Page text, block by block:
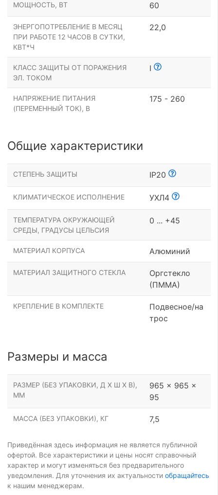
МОЩНОСТЬ, ВТ 60
ЭНЕРГОПОТРЕБЛЕНИЕ В МЕСЯЦ
ПРИ РАБОТЕ 12 ЧАСОВ В СУТКИ,
КВТ*Ч
22,0
КЛАСС ЗАЩИТЫ ОТ ПОРАЖЕНИЯ
ЭЛ. ТОКОМ
I
НАПРЯЖЕНИЕ ПИТАНИЯ
(ПЕРЕМЕННЫЙ ТОК), В
175 - 260
Общие характеристики
СТЕПЕНЬ ЗАЩИТЫ IP20
КЛИМАТИЧЕСКОЕ ИСПОЛНЕНИЕ УХЛ4
ТЕМПЕРАТУРА ОКРУЖАЮЩЕЙ
СРЕДЫ, ГРАДУСЫ ЦЕЛЬСИЯ
0 ... +45
МАТЕРИАЛ КОРПУСА Алюминий
МАТЕРИАЛ ЗАЩИТНОГО СТЕКЛА
Оргстекло
(ПММА)
КРЕПЛЕНИЕ В КОМПЛЕКТЕ
Подвесное/на
трос
Размеры и масса
РАЗМЕР (БЕЗ УПАКОВКИ, Д Х Ш Х В),
ММ
965 x 965 x
95
МАССА (БЕЗ УПАКОВКИ), КГ 7,5
Приведённая здесь информация не является публичной
офертой. Все характеристики и цены носят справочный
характер и могут изменяться без предварительного
уведомления. Для уточнения их актуальности обращайтесь
к нашим менеджерам.